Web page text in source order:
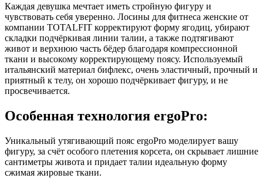
Каждая девушка мечтает иметь стройную фигуру и
чувствовать себя уверенно. Лосины для фитнеса женские от
компании TOTALFIT корректируют форму ягодиц, убирают
складки подчёркивая линии талии, а также подтягивают
живот и верхнюю часть бёдер благодаря компрессионной
ткани и высокому корректирующему поясу. Используемый
итальянский материал бифлекс, очень эластичный, прочный и
приятный к телу, он хорошо подчёркивает фигуру, и не
просвечивается.
Особенная технология ergoPro:
Уникальный утягивающий пояс ergoPro моделирует вашу
фигуру, за счёт особого плетения корсета, он скрывает лишние
сантиметры живота и придает талии идеальную форму
сжимая жировые ткани.